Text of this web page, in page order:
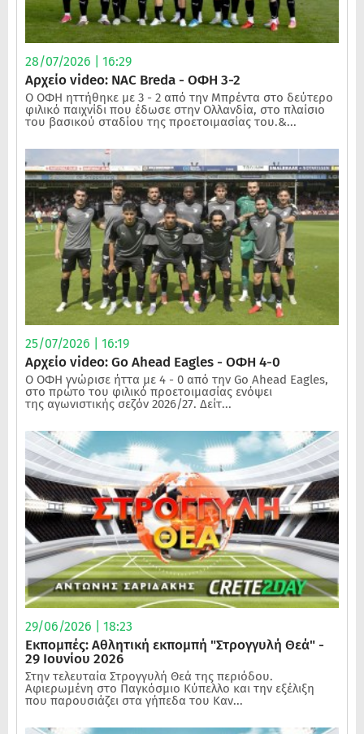
28/07/2026 | 16:29
Αρχείο video: NAC Breda - ΟΦΗ 3-2
Ο ΟΦΗ ηττήθηκε με 3 - 2 από την Μπρέντα στο δεύτερο
φιλικό παιχνίδι που έδωσε στην Ολλανδία, στο πλαίσιο
του βασικού σταδίου της προετοιμασίας του.&...
25/07/2026 | 16:19
Αρχείο video: Go Ahead Eagles - ΟΦΗ 4-0
Ο ΟΦΗ γνώρισε ήττα με 4 - 0 από την Go Ahead Eagles,
στο πρώτο του φιλικό προετοιμασίας ενόψει
της αγωνιστικής σεζόν 2026/27. Δείτ...
29/06/2026 | 18:23
Εκπομπές: Αθλητική εκπομπή "Στρογγυλή Θεά" -
29 Ιουνίου 2026
Στην τελευταία Στρογγυλή Θεά της περιόδου.
Αφιερωμένη στο Παγκόσμιο Κύπελλο και την εξέλιξη
που παρουσιάζει στα γήπεδα του Καν...